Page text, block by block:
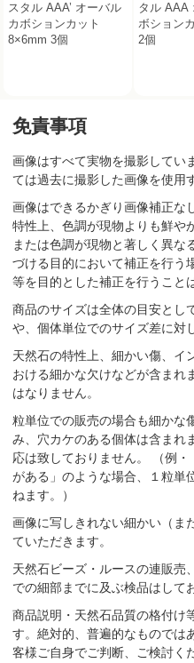
スタル AAA’ オーバル
カボションカット
8×6mm 3個
タル AAA
ボション
2個
免責事項
画像はすべて実物を撮影してい
ては過去に撮影した画像を使用
画像はできるかぎり画像補正な
特性上、色調が現物よりも鮮や
または色調が現物と著しく異な
づける目的において補正を行う
等を目的とした補正を行うこと
商品のサイズは全体の目安とし
や、個体単位でのサイズ差に対
天然石の特性上、細かい傷、イ
おける細かな欠けなどが含まれ
はなりません。
粒単位での販売の場合も細かな
み、穴カケのある個体は含まれ
応は致しておりません。 （例
がある」のような場合、１粒単
ねます。）
画像に写しきれない細かい（ま
ていただきます。
天然石ビーズ・ルースの連販売
での細部までに及ぶ検品はして
商品説明・天然石品質の格付け
す。絶対的、普遍的なものでは
客様ご自身でご判断、ご検討く